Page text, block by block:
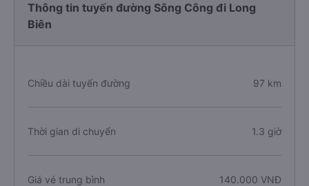
Thông tin tuyến đường Sông Công đi Long
Biên
Chiều dài tuyến đường 97 km
Thời gian di chuyển 1.3 giờ
Giá vé trung bình 140.000 VNĐ